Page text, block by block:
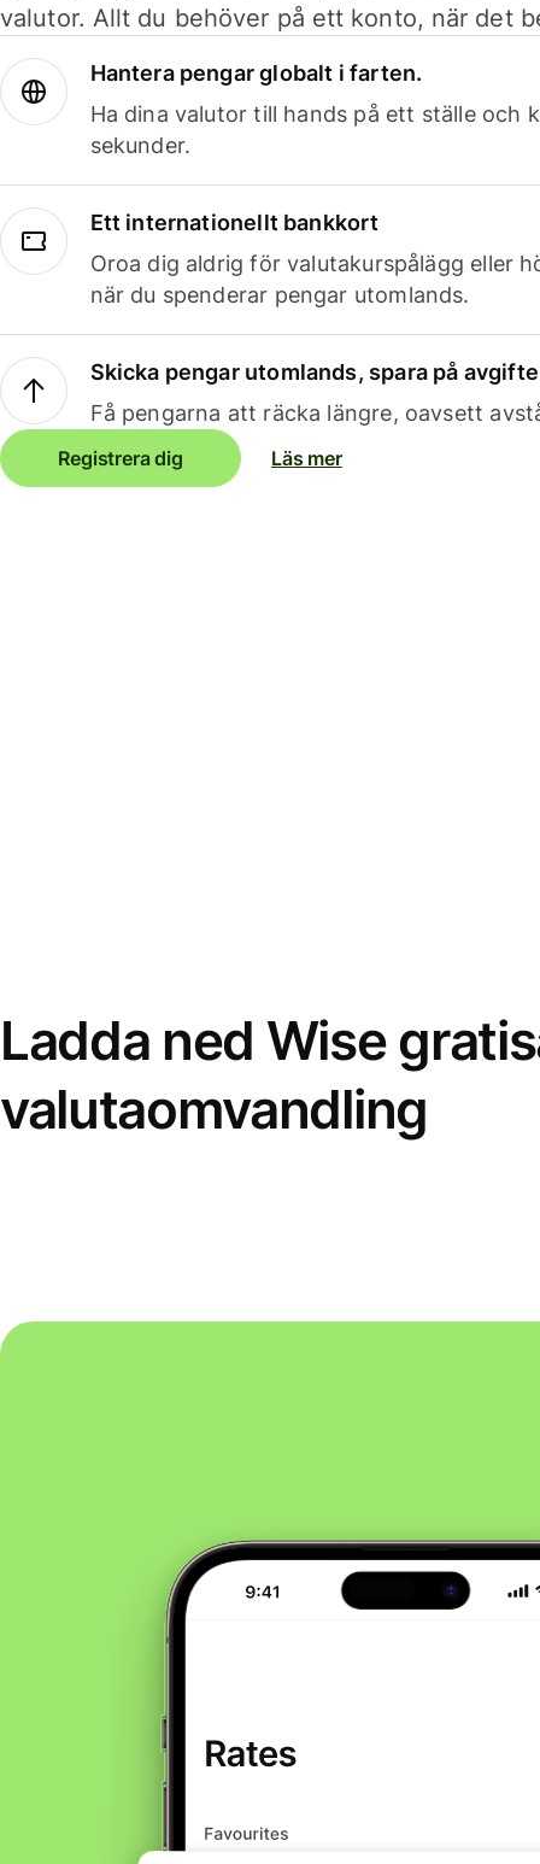
valutor. Allt du behöver på ett konto, när det
Hantera pengar globalt i farten.
Ha dina valutor till hands på ett ställe och
sekunder.
Ett internationellt bankkort
Oroa dig aldrig för valutakurspålägg eller
när du spenderar pengar utomlands.
Skicka pengar utomlands, spara på
Få pengarna att räcka längre, oavsett
Registrera dig Läs mer
Ladda ned Wise
valutaomvandling